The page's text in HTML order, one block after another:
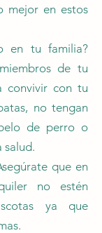
mejor en estos
en tu familia?
de tu
convivir con tu
no tengan
de perro o
salud.
que en
no estén
ya que